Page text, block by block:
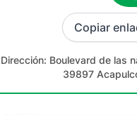
Copiar
Dirección: Boulevard de las
39897